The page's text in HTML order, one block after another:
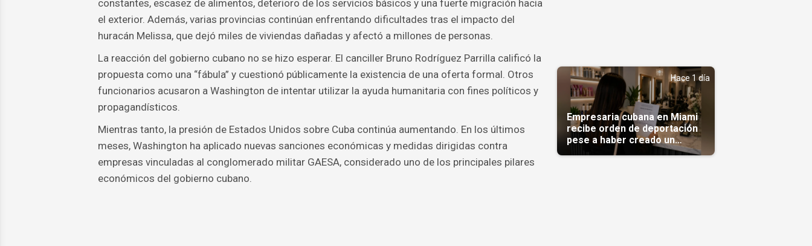
constantes, escasez de alimentos, deterioro de los servicios básicos y una fuerte migración hacia
el exterior. Además, varias provincias continúan enfrentando dificultades tras el impacto del
huracán Melissa, que dejó miles de viviendas dañadas y afectó a millones de personas.
La reacción del gobierno cubano no se hizo esperar. El canciller Bruno Rodríguez Parrilla calificó la
propuesta como una “fábula” y cuestionó públicamente la existencia de una oferta formal. Otros
funcionarios acusaron a Washington de intentar utilizar la ayuda humanitaria con fines políticos y
propagandísticos.
Mientras tanto, la presión de Estados Unidos sobre Cuba continúa aumentando. En los últimos
meses, Washington ha aplicado nuevas sanciones económicas y medidas dirigidas contra
empresas vinculadas al conglomerado militar GAESA, considerado uno de los principales pilares
económicos del gobierno cubano.
Hace 1 día
Empresaria cubana en Miami
recibe orden de deportación
pese a haber creado un